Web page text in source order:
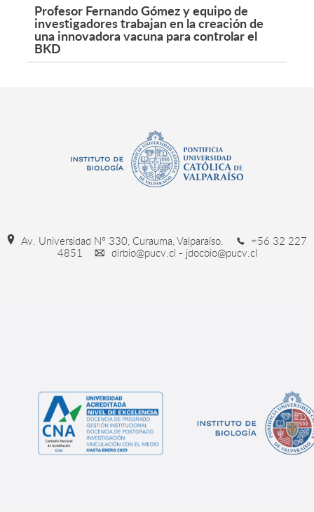
Profesor Fernando Gómez y equipo de
investigadores trabajan en la creación de
una innovadora vacuna para controlar el
BKD
Av. Universidad Nº 330, Curauma, Valparaíso.
+56 32 227
4851
dirbio@pucv.cl - jdocbio@pucv.cl